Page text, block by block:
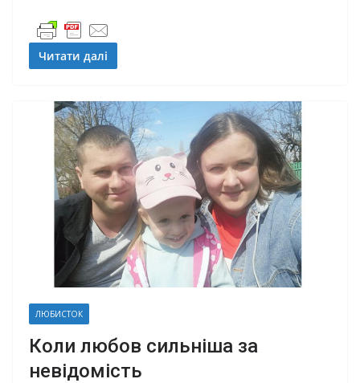
Читати далі
ЛЮБИСТОК
Коли любов сильніша за
невідомість